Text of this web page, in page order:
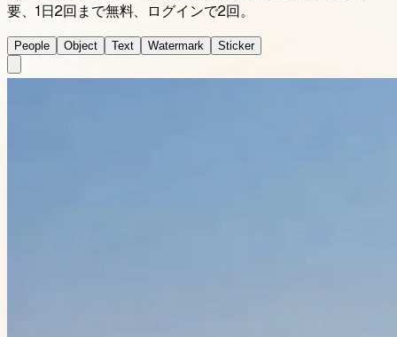
要、1日2回まで無料、ログインで2回。
People Object Text Watermark Sticker